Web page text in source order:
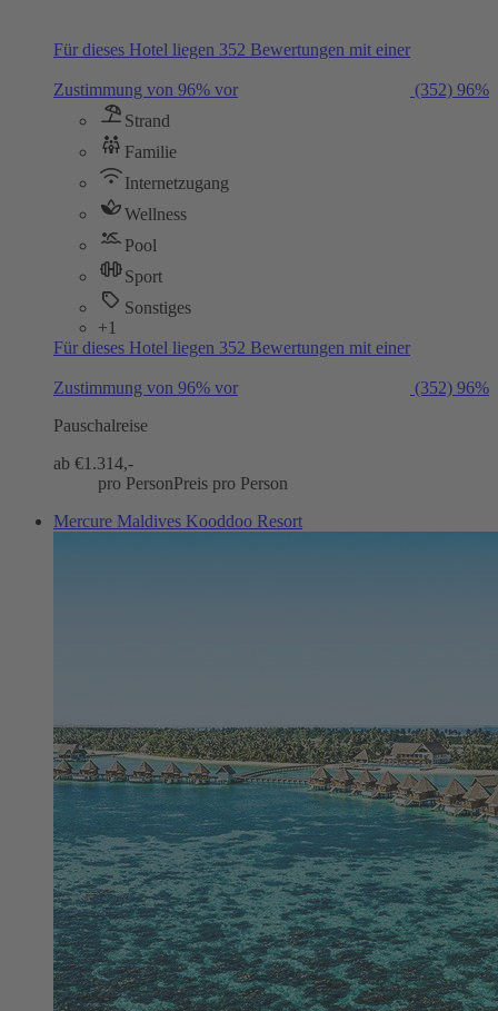
Für dieses Hotel liegen 352 Bewertungen mit einer
Zustimmung von 96% vor (352) 96%
Strand
Familie
Internetzugang
Wellness
Pool
Sport
Sonstiges
+1
Für dieses Hotel liegen 352 Bewertungen mit einer
Zustimmung von 96% vor (352) 96%
Pauschalreise
ab €1.314,-
pro PersonPreis pro Person
Mercure Maldives Kooddoo Resort